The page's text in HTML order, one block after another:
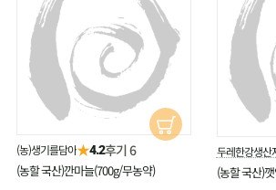
(농)생기를담아★4.2후기 6
(농할 국산)깐마늘(700g/무농약)
두레한강생산
(농할 국산)